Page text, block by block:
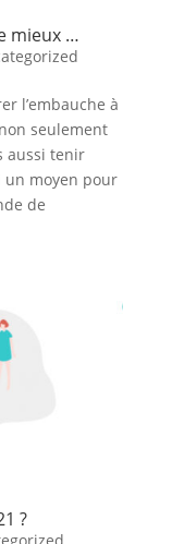
mieux …
l’embauche à
seulement
aussi tenir
un moyen pour
de
?